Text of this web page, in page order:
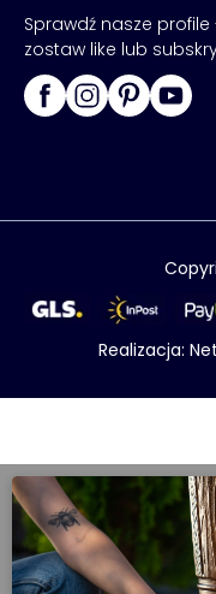
Sprawdź nasze
zostaw like lub
Realizacja: